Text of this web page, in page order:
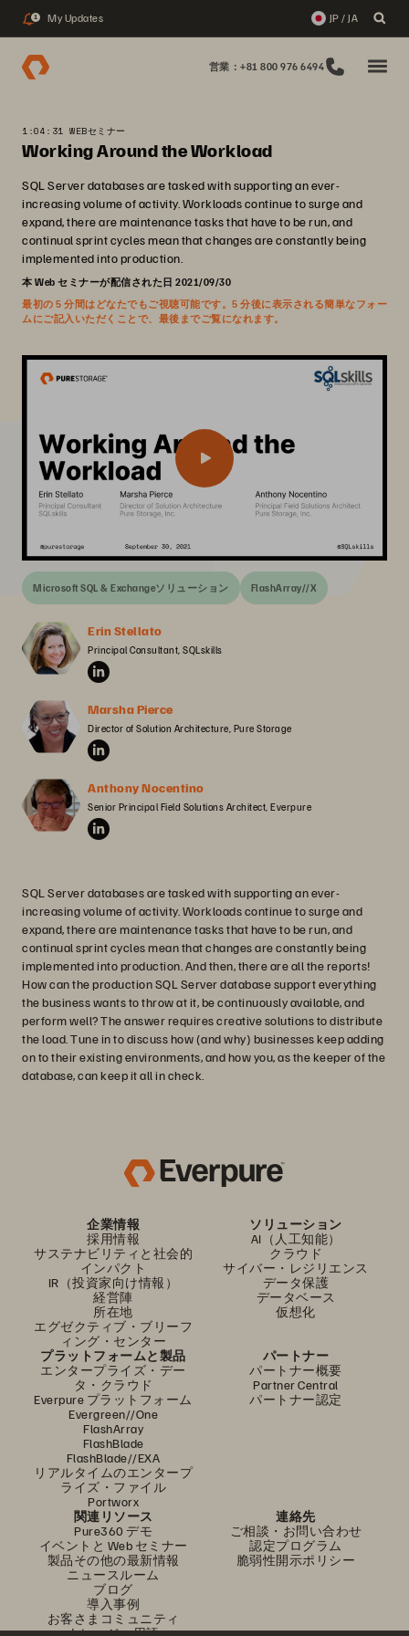
1 My Updates JP / JA
営業：+81 800 976 6494
1:04:31 WEBセミナー
Working Around the Workload
SQL Server databases are tasked with supporting an ever-
increasing volume of activity. Workloads continue to surge and
expand, there are maintenance tasks that have to be run, and
continual sprint cycles mean that changes are constantly being
implemented into production.
本 Web セミナーが配信された日 2021/09/30
最初の 5 分間はどなたでもご視聴可能です。5 分後に表示される簡単なフォー
ムにご記入いただくことで、最後までご覧になれます。
Microsoft SQL & Exchangeソリューション FlashArray//X
Erin Stellato
Principal Consultant, SQLskills
Marsha Pierce
Director of Solution Architecture, Pure Storage
Anthony Nocentino
Senior Principal Field Solutions Architect, Everpure
SQL Server databases are tasked with supporting an ever-
increasing volume of activity. Workloads continue to surge and
expand, there are maintenance tasks that have to be run, and
continual sprint cycles mean that changes are constantly being
implemented into production. And then, there are all the reports!
How can the production SQL Server database support everything
the business wants to throw at it, be continuously available, and
perform well? The answer requires creative solutions to distribute
the load. Tune in to discuss how (and why) businesses keep adding
on to their existing environments, and how you, as the keeper of the
database, can keep it all in check.
企業情報
採用情報
サステナビリティと社会的
インパクト
IR（投資家向け情報）
経営陣
所在地
エグゼクティブ・ブリーフ
ィング・センター
ソリューション
AI（人工知能）
クラウド
サイバー・レジリエンス
データ保護
データベース
仮想化
プラットフォームと製品
エンタープライズ・デー
タ・クラウド
Everpure プラットフォーム
Evergreen//One
FlashArray
FlashBlade
FlashBlade//EXA
リアルタイムのエンタープ
ライズ・ファイル
Portworx
パートナー
パートナー概要
Partner Central
パートナー認定
関連リソース
Pure360 デモ
イベントと Web セミナー
製品その他の最新情報
ニュースルーム
ブログ
導入事例
お客さまコミュニティ
ナレッジ・用語
連絡先
ご相談・お問い合わせ
認定プログラム
脆弱性開示ポリシー